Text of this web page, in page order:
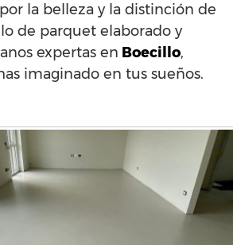
la belleza y la distinción de
de parquet elaborado y
expertas en Boecillo,
imaginado en tus sueños.